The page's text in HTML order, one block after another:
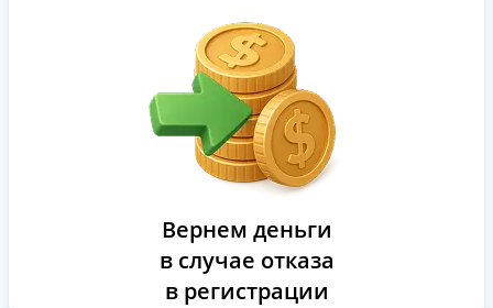
Вернем деньги
в случае отказа
в регистрации